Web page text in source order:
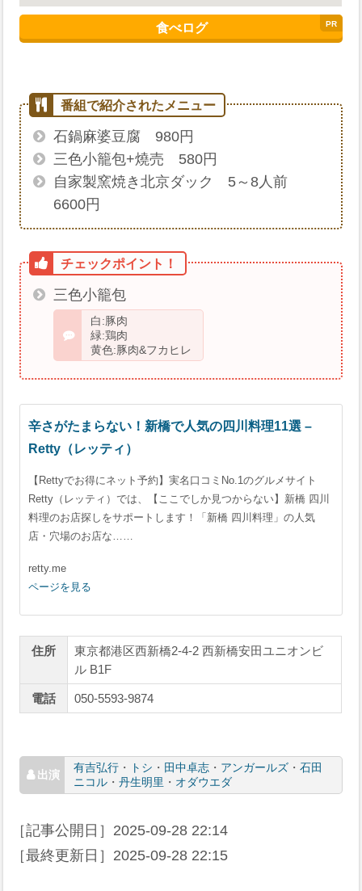
食べログ
石鍋麻婆豆腐 980円
三色小籠包+燒売 580円
自家製窯焼き北京ダック 5～8人前
6600円
三色小籠包
白:豚肉
緑:鶏肉
黄色:豚肉&フカヒレ
辛さがたまらない！新橋で人気の四川料理11選 –
Retty（レッティ）
【Rettyでお得にネット予約】実名口コミNo.1のグルメサイト
Retty（レッティ）では、【ここでしか見つからない】新橋 四川
料理のお店探しをサポートします！「新橋 四川料理」の人気
店・穴場のお店な……
retty.me
ページを見る
住所
東京都港区西新橋2-4-2 西新橋安田ユニオンビ
ル B1F
電話 050-5593-9874
有吉弘行・ トシ ・ 田中卓志・ アンガールズ・ 石田
ニコル・ 丹生明里 ・ オダウエダ
［記事公開日］ 2025-09-28 22:14
［最終更新日］ 2025-09-28 22:15